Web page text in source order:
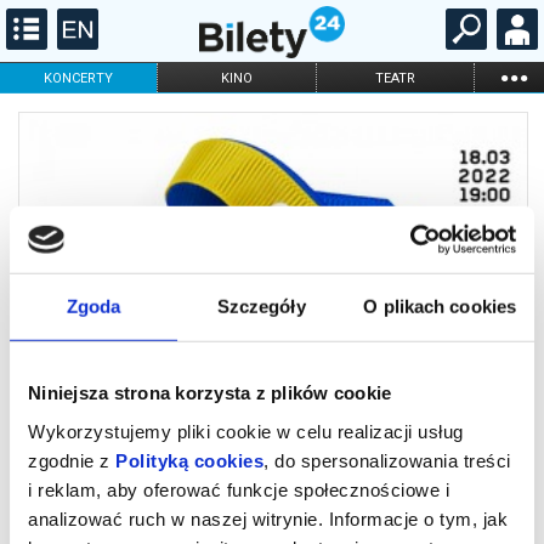
Zgoda Szczegóły O plikach cookies
Niniejsza strona korzysta z plików cookie
Wykorzystujemy pliki cookie w celu realizacji usług
zgodnie z Polityką cookies , do spersonalizowania treści
i reklam, aby oferować funkcje społecznościowe i
analizować ruch w naszej witrynie. Informacje o tym, jak
KONCERTY KINO TEATR ...
FILHARMONIA OPERA I BALET
ONLINE
Koncert symfoniczny - 18.03.2022
Wykonawcy: